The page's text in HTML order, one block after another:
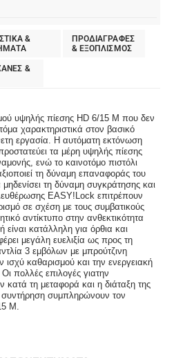
&
ΠΡΟΔΙΑΓΡΑΦΕΣ
& EΞΟΠΛΙΣΜΟΣ
&
υψηλής πίεσης HD 6/15 M που δεν
χαρακτηριστικά στον βασικό
εργασία. Η αυτόματη εκτόνωση
τα μέρη υψηλής πίεσης
ενώ το καινοτόμο πιστόλι
τη δύναμη επαναφοράς του
τη δύναμη συγκράτησης και
EASY!Lock επιτρέπουν
σε σχέση με τους συμβατικούς
αντίκτυπο στην ανθεκτικότητα
είναι κατάλληλη για όρθια και
μεγάλη ευελιξία ως προς τη
3 εμβόλων με μπρούτζινη
ισχύ καθαρισμού και την ενεργειακή
πολλές επιλογές γιατην
τη μεταφορά και η διάταξη της
συντήρηση συμπληρώνουν τον
M.